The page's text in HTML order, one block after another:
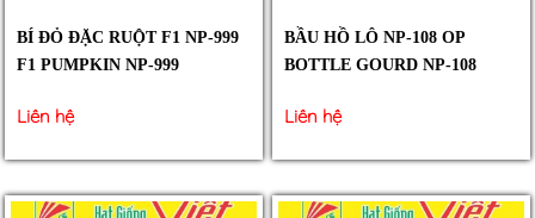
BÍ ĐỎ ĐẶC RUỘT F1 NP-999
F1 PUMPKIN NP-999
Liên hệ
BẦU HỒ LÔ NP-108 OP
BOTTLE GOURD NP-108
Liên hệ